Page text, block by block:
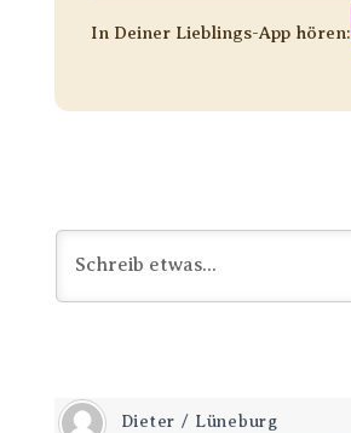
In Deiner Lieblings-App hören:
Dieter / Lüneburg